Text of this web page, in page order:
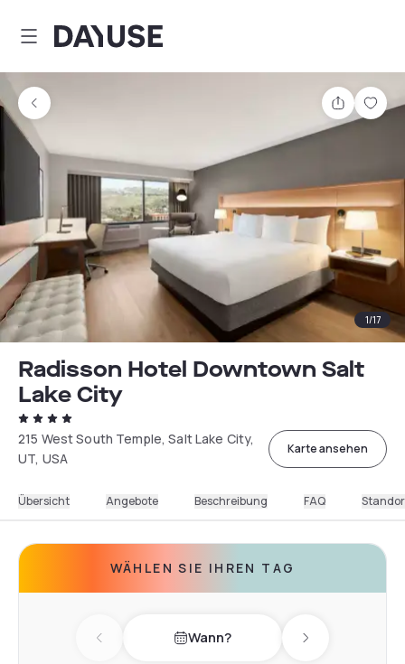
Dayuse
Teilen
1/17
Radisson Hotel Downtown Salt
Lake City
215 West South Temple, Salt Lake City,
UT, USA
Karte ansehen
Übersicht Angebote Beschreibung FAQ
WÄHLEN SIE IHREN TAG
Previous day Wann? Next day